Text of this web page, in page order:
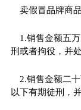
卖假冒品牌商
1.销售金额五
刑或者拘役，并
2.销售金额二
以下有期徒刑，